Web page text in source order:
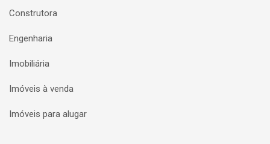
Construtora
Engenharia
Imobiliária
Imóveis à venda
Imóveis para alugar